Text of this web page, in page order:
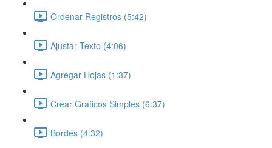
Ordenar Registros (5:42)
Ajustar Texto (4:06)
Agregar Hojas (1:37)
Crear Gráficos Simples (6:37)
Bordes (4:32)